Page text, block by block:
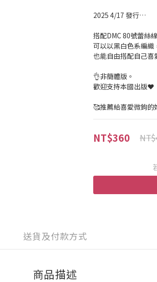
2025 4/17 發行…
搭配DMC 80號蕾
可以以黑白色系編織
也能自由搭配自己喜
👌非簡體版。
歡迎支持本國出版❤️
🥰推薦給喜愛微鉤的
NT$360
送貨及付款方式
商品描述